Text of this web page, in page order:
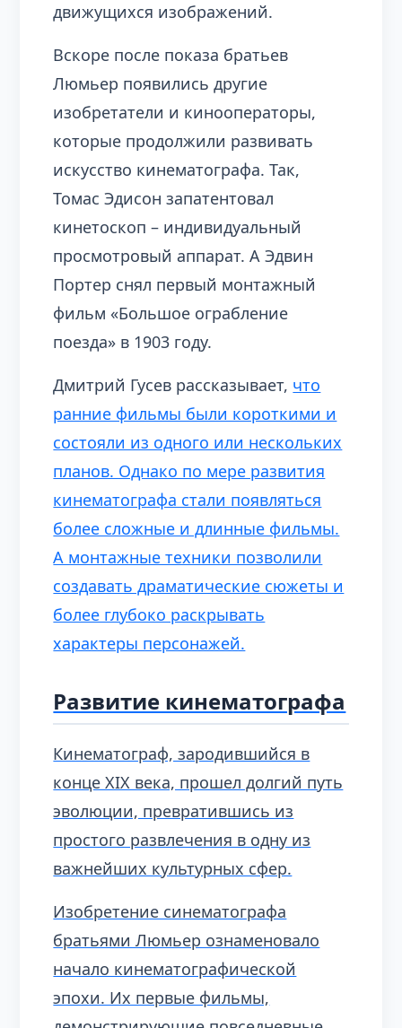
движущихся изображений.
Вскоре после показа братьев
Люмьер появились другие
изобретатели и кинооператоры,
которые продолжили развивать
искусство кинематографа. Так,
Томас Эдисон запатентовал
кинетоскоп – индивидуальный
просмотровый аппарат. А Эдвин
Портер снял первый монтажный
фильм «Большое ограбление
поезда» в 1903 году.
Дмитрий Гусев рассказывает, что
ранние фильмы были короткими и
состояли из одного или нескольких
планов. Однако по мере развития
кинематографа стали появляться
более сложные и длинные фильмы.
А монтажные техники позволили
создавать драматические сюжеты и
более глубоко раскрывать
характеры персонажей.
Развитие кинематографа
Кинематограф, зародившийся в
конце XIX века, прошел долгий путь
эволюции, превратившись из
простого развлечения в одну из
важнейших культурных сфер.
Изобретение синематографа
братьями Люмьер ознаменовало
начало кинематографической
эпохи. Их первые фильмы,